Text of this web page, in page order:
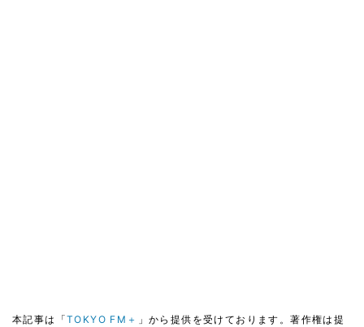
本記事は「TOKYO FM＋ 」から提供を受けております。著作権は提